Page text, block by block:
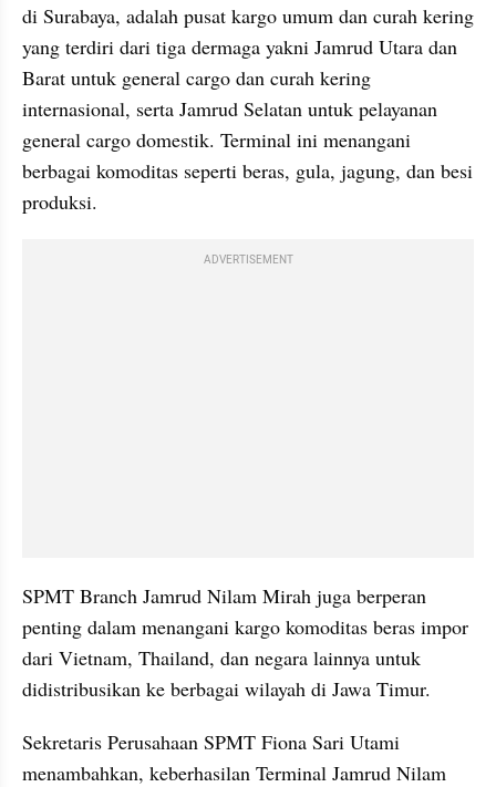
di Surabaya, adalah pusat kargo umum dan curah kering
yang terdiri dari tiga dermaga yakni Jamrud Utara dan
Barat untuk general cargo dan curah kering
internasional, serta Jamrud Selatan untuk pelayanan
general cargo domestik. Terminal ini menangani
berbagai komoditas seperti beras, gula, jagung, dan besi
produksi.
ADVERTISEMENT
SPMT Branch Jamrud Nilam Mirah juga berperan
penting dalam menangani kargo komoditas beras impor
dari Vietnam, Thailand, dan negara lainnya untuk
didistribusikan ke berbagai wilayah di Jawa Timur.
Sekretaris Perusahaan SPMT Fiona Sari Utami
menambahkan, keberhasilan Terminal Jamrud Nilam